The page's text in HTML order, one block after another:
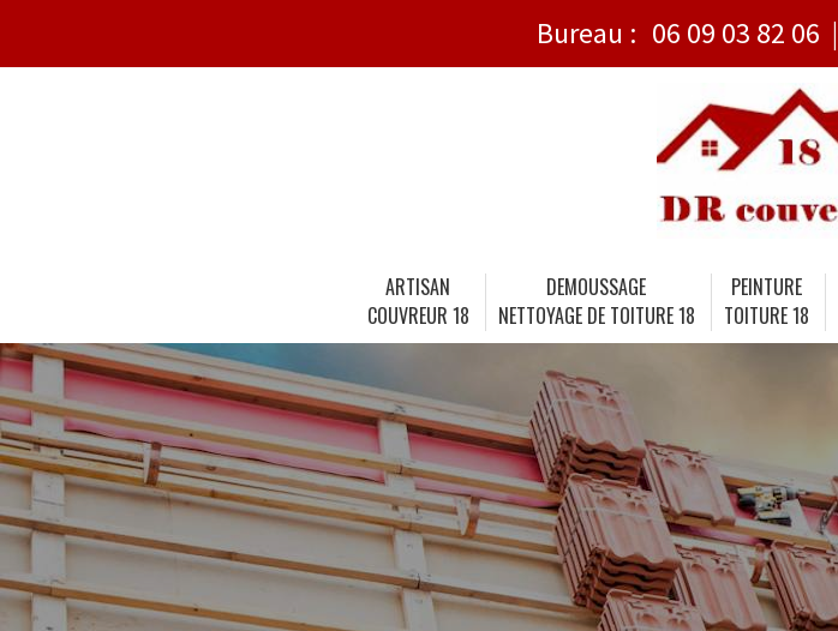
Bureau : 06 09 03 82 06
ARTISAN
COUVREUR 18
DEMOUSSAGE
NETTOYAGE DE TOITURE 18
PEINTURE
TOITURE 18